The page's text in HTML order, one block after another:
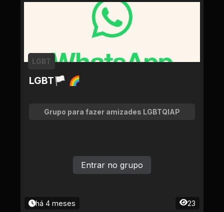
LGBT🏳 🌈
LGBT
Grupo para fazer amizades LGBTQIAP
há 4 meses 23
Entrar no grupo